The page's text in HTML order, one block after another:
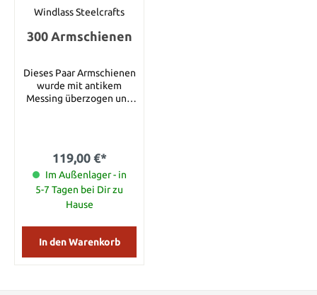
Windlass Steelcrafts
300 Armschienen
Dieses Paar Armschienen
wurde mit antikem
Messing überzogen und
119,00 €*
Im Außenlager - in
5-7 Tagen bei Dir zu
Hause
In den Warenkorb